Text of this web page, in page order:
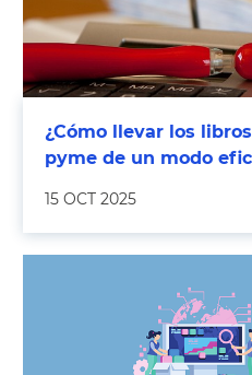
¿Cómo llevar los
pyme de un modo
15 OCT 2025